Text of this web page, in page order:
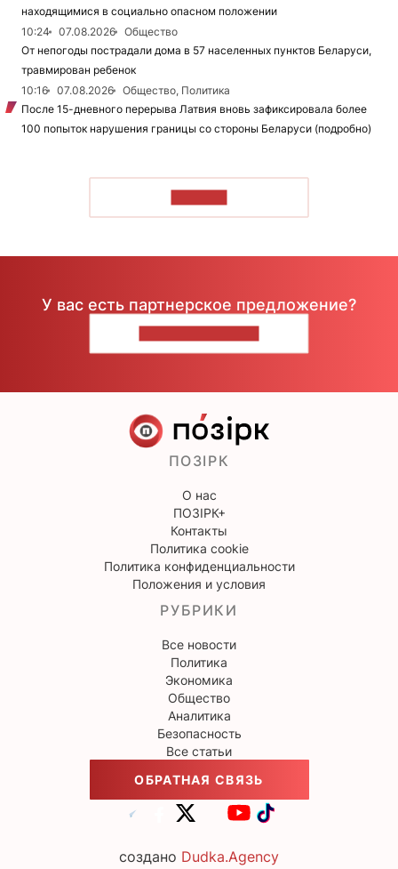
находящимися в социально опасном положении
10:24
07.08.2026
Общество
От непогоды пострадали дома в 57 населенных пунктов Беларуси,
травмирован ребенок
10:16
07.08.2026
Общество, Политика
После 15-дневного перерыва Латвия вновь зафиксировала более
100 попыток нарушения границы со стороны Беларуси (подробно)
У вас есть партнерское предложение?
ПОЗІРК
О нас
ПОЗІРК+
Контакты
Политика cookie
Политика конфиденциальности
Положения и условия
РУБРИКИ
Все новости
Политика
Экономика
Общество
Аналитика
Безопасность
Все статьи
ОБРАТНАЯ СВЯЗЬ
создано Dudka.Agency